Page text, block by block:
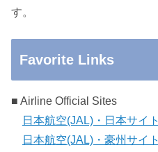
す。
Favorite Links
■ Airline Official Sites
日本航空(JAL)・日本サイト
日本航空(JAL)・豪州サイト